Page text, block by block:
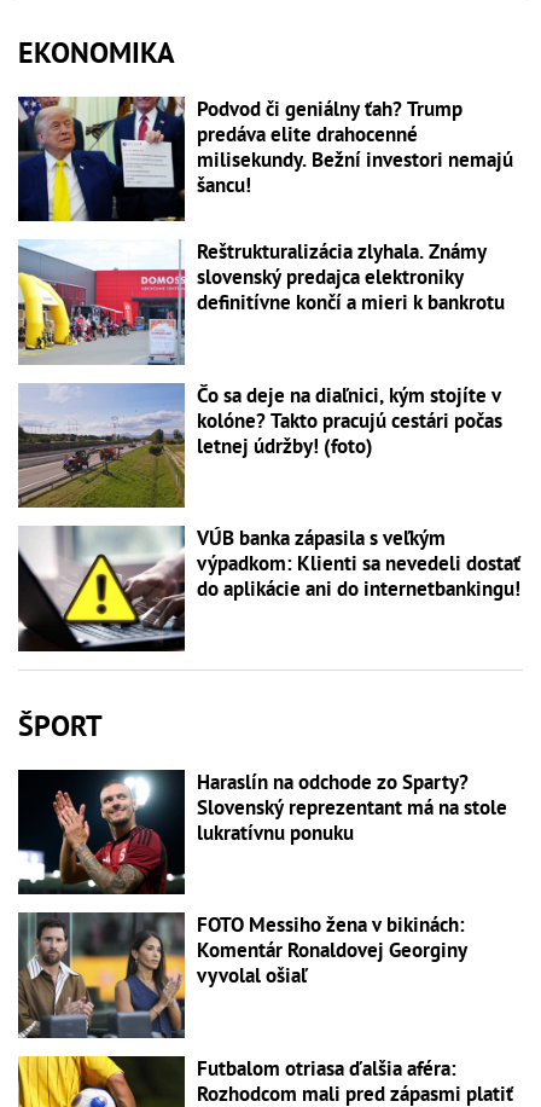
EKONOMIKA
Podvod či geniálny ťah? Trump
predáva elite drahocenné
milisekundy. Bežní investori nemajú
šancu!
Reštrukturalizácia zlyhala. Známy
slovenský predajca elektroniky
definitívne končí a mieri k bankrotu
Čo sa deje na diaľnici, kým stojíte v
kolóne? Takto pracujú cestári počas
letnej údržby! (foto)
VÚB banka zápasila s veľkým
výpadkom: Klienti sa nevedeli dostať
do aplikácie ani do internetbankingu!
ŠPORT
Haraslín na odchode zo Sparty?
Slovenský reprezentant má na stole
lukratívnu ponuku
FOTO Messiho žena v bikinách:
Komentár Ronaldovej Georginy
vyvolal ošiaľ
Futbalom otriasa ďalšia aféra:
Rozhodcom mali pred zápasmi platiť